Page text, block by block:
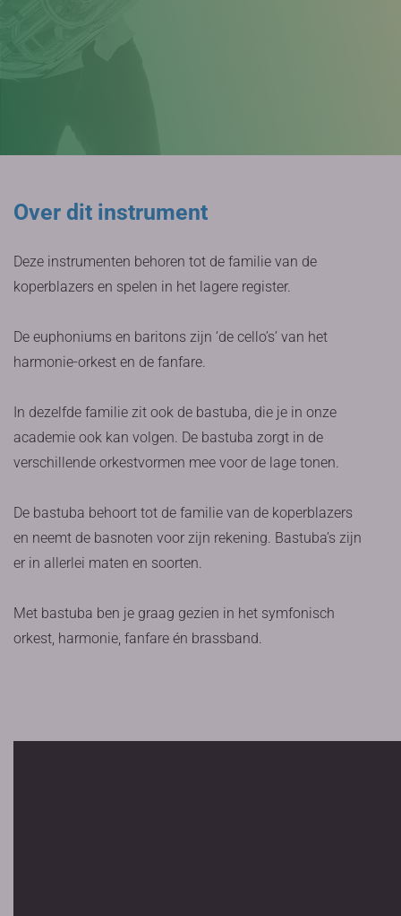
Over dit instrument
Deze instrumenten behoren tot de familie van de
koperblazers en spelen in het lagere register.
De euphoniums en baritons zijn ‘de cello’s’ van het
harmonie-orkest en de fanfare.
In dezelfde familie zit ook de bastuba, die je in onze
academie ook kan volgen. De bastuba zorgt in de
verschillende orkestvormen mee voor de lage tonen.
De bastuba behoort tot de familie van de koperblazers
en neemt de basnoten voor zijn rekening. Bastuba’s zijn
er in allerlei maten en soorten.
Met bastuba ben je graag gezien in het symfonisch
orkest, harmonie, fanfare én brassband.